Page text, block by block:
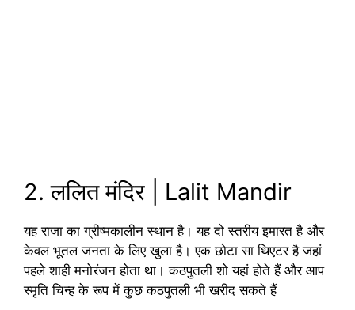
2. ललित मंदिर | Lalit Mandir
यह राजा का ग्रीष्मकालीन स्थान है। यह दो स्तरीय इमारत है और
केवल भूतल जनता के लिए खुला है। एक छोटा सा थिएटर है जहां
पहले शाही मनोरंजन होता था। कठपुतली शो यहां होते हैं और आप
स्मृति चिन्ह के रूप में कुछ कठपुतली भी खरीद सकते हैं